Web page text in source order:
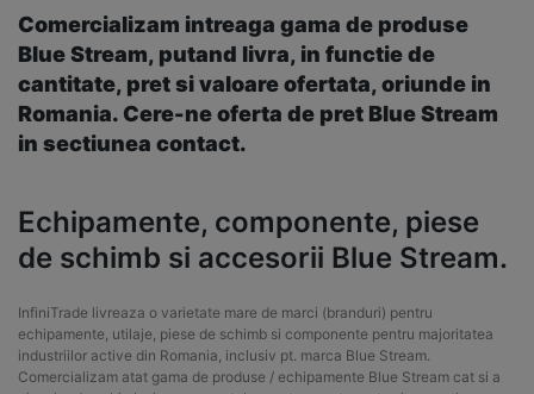
Comercializam intreaga gama de produse
Blue Stream, putand livra, in functie de
cantitate, pret si valoare ofertata, oriunde in
Romania. Cere-ne oferta de pret Blue Stream
in sectiunea contact.
Echipamente, componente, piese
de schimb si accesorii Blue Stream.
InfiniTrade livreaza o varietate mare de marci (branduri) pentru
echipamente, utilaje, piese de schimb si componente pentru majoritatea
industriilor active din Romania, inclusiv pt. marca Blue Stream.
Comercializam atat gama de produse / echipamente Blue Stream cat si a